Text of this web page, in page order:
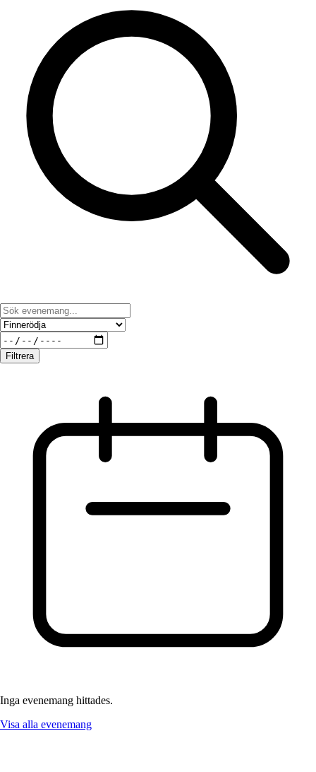
Filtrera
Inga evenemang hittades.
Visa alla evenemang